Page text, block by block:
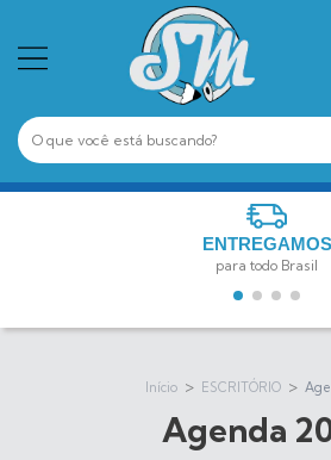
ENTREGAMOS
para todo Brasil
Início > ESCRITÓRIO >
Agenda